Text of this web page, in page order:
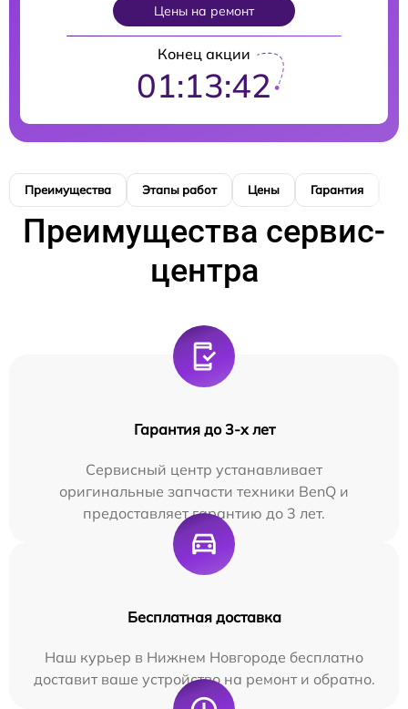
Цены на ремонт
Конец акции
01:13:41
Преимущества Этапы работ Цены Гарантия
Преимущества сервис-
центра
Гарантия до 3-х лет
Сервисный центр устанавливает
оригинальные запчасти техники BenQ и
предоставляет гарантию до 3 лет.
Бесплатная доставка
Наш курьер в Нижнем Новгороде бесплатно
доставит ваше устройство на ремонт и обратно.